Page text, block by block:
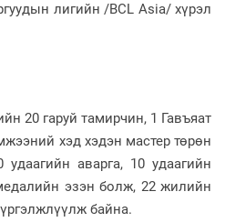
лигийн /BCL Asia/ хүрэл
20 гаруй тамирчин, 1 Гавъяат
хэд хэдэн мастер төрөн
аварга, 10 удаагийн
эзэн болж, 22 жилийн
байна.